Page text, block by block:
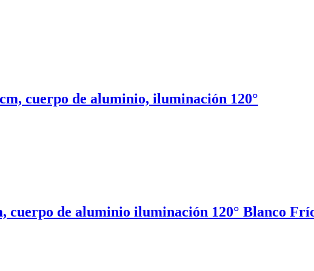
cuerpo de aluminio, iluminación 120°
cuerpo de aluminio iluminación 120° Blanco